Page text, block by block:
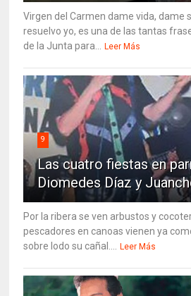
Virgen del Carmen dame vida, dame
resuelvo yo, es una de las tantas
de la Junta para...
Leer Más
9
Las cuatro fiestas en
Diomedes Díaz y
Por la ribera se ven arbustos y
pescadores en canoas vienen ya
sobre lodo su cañal....
Leer Más